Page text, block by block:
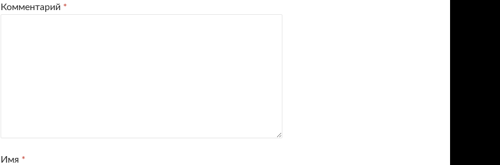
Комментарий *
Имя *